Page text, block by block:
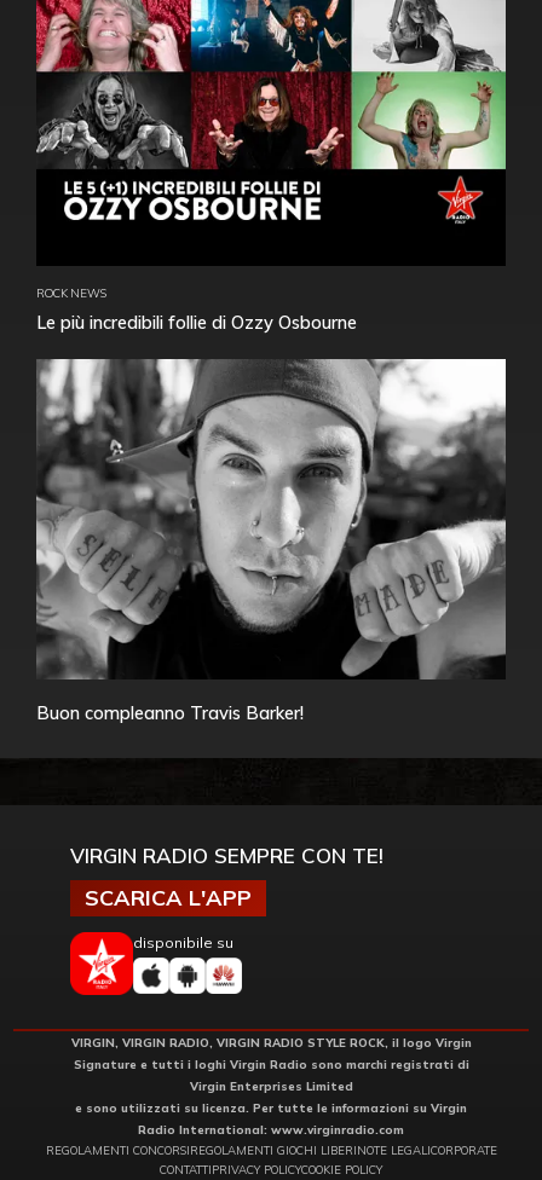
ROCK NEWS
Le più incredibili follie di Ozzy Osbourne
Buon compleanno Travis Barker!
VIRGIN RADIO SEMPRE CON TE!
SCARICA L'APP
disponibile su
VIRGIN, VIRGIN RADIO, VIRGIN RADIO STYLE ROCK, il logo Virgin
Signature e tutti i loghi Virgin Radio sono marchi registrati di
Virgin Enterprises Limited
e sono utilizzati su licenza. Per tutte le informazioni su Virgin
Radio International: www.virginradio.com
REGOLAMENTI CONCORSIREGOLAMENTI GIOCHI LIBERINOTE LEGALICORPORATE
CONTATTIPRIVACY POLICYCOOKIE POLICY